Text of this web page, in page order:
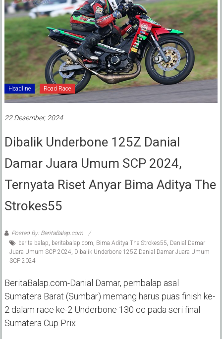
Headline Road Race
22 Desember, 2024
Dibalik Underbone 125Z Danial
Damar Juara Umum SCP 2024,
Ternyata Riset Anyar Bima Aditya The
Strokes55
Posted By: BeritaBalap.com
berita balap beritabalap.com Bima Aditya The Strokes55 Danial Damar
Juara Umum SCP 2024 Dibalik Underbone 125Z Danial Damar Juara Umum
SCP 2024
BeritaBalap.com-Danial Damar, pembalap asal
Sumatera Barat (Sumbar) memang harus puas finish ke-
2 dalam race ke-2 Underbone 130 cc pada seri final
Sumatera Cup Prix